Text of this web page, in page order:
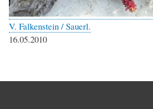
V. Falkenstein / Sauerl.
16.05.2010